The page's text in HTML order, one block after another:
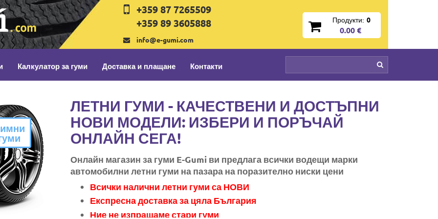
+359 87 7265509
+359 89 3605888
info@e-gumi.com
Продукти: 0
0.00 €
Калкулатор за гуми Доставка и плащане Контакти
ЛЕТНИ ГУМИ - КАЧЕСТВЕНИ И ДОСТЪПНИ
НОВИ МОДЕЛИ: ИЗБЕРИ И ПОРЪЧАЙ
ОНЛАЙН СЕГА!
Онлайн магазин за гуми E-Gumi ви предлага всички водещи марки
автомобилни летни гуми на пазара на поразително ниски цени
Всички налични летни гуми са НОВИ
Експресна доставка за цяла България
Ние не изпращаме стари гуми